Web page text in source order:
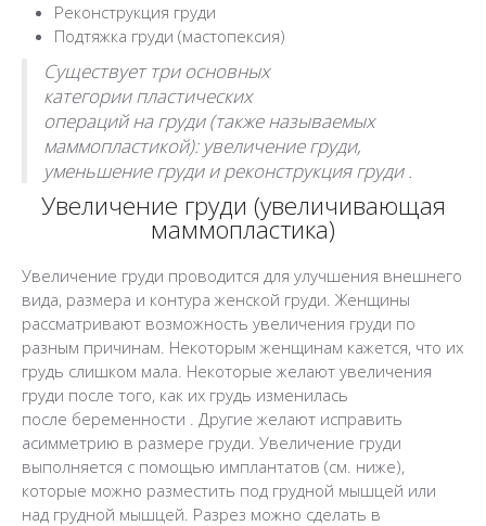
Реконструкция груди
Подтяжка груди (мастопексия)
Существует три основных
категории пластических
операций на груди (также называемых
маммопластикой): увеличение груди,
уменьшение груди и реконструкция груди .
Увеличение груди (увеличивающая
маммопластика)
Увеличение груди проводится для улучшения внешнего
вида, размера и контура женской груди. Женщины
рассматривают возможность увеличения груди по
разным причинам. Некоторым женщинам кажется, что их
грудь слишком мала. Некоторые желают увеличения
груди после того, как их грудь изменилась
после беременности . Другие желают исправить
асимметрию в размере груди. Увеличение груди
выполняется с помощью имплантатов (см. ниже),
которые можно разместить под грудной мышцей или
над грудной мышцей. Разрез можно сделать в